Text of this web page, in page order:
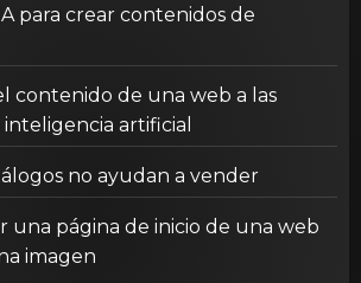
para crear contenidos de
contenido de una web a las
artificial
no ayudan a vender
una página de inicio de una web
imagen